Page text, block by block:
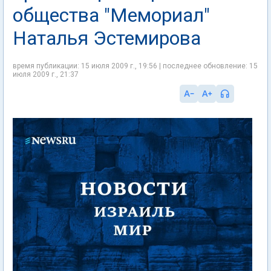
общества "Мемориал"
Наталья Эстемирова
время публикации: 15 июля 2009 г., 19:56 | последнее обновление: 15
июля 2009 г., 21:37